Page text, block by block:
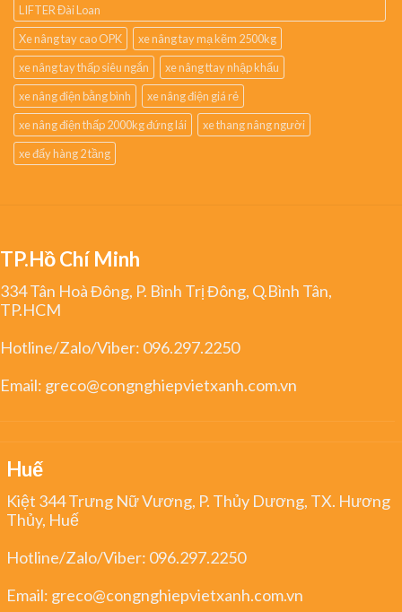
LIFTER Đài Loan
Xe nâng tay cao OPK
xe nâng tay mạ kẽm 2500kg
xe nâng tay thấp siêu ngắn
xe nâng ttay nhập khẩu
xe nâng điện bằng bình
xe nâng điện giá rẻ
xe nâng điện thấp 2000kg đứng lái
xe thang nâng người
xe đẩy hàng 2 tầng
TP.Hồ Chí Minh
334 Tân Hoà Đông, P. Bình Trị Đông, Q.Bình Tân,
TP.HCM
Hotline/Zalo/Viber: 096.297.2250
Email: greco@congnghiepvietxanh.com.vn
Huế
Kiệt 344 Trưng Nữ Vương, P. Thủy Dương, TX. Hương
Thủy, Huế
Hotline/Zalo/Viber: 096.297.2250
Email: greco@congnghiepvietxanh.com.vn